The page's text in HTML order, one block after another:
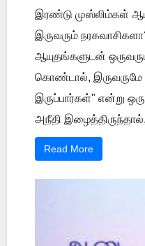
இரண்டு முஸ்லிம்கள்
இருவரும்
ஆயுதங்களுடன்
கொண்டால், இருவருமே
இருப்பார்கள்" என்று
அநீதி இழைத்திருந்தால்,
Read More